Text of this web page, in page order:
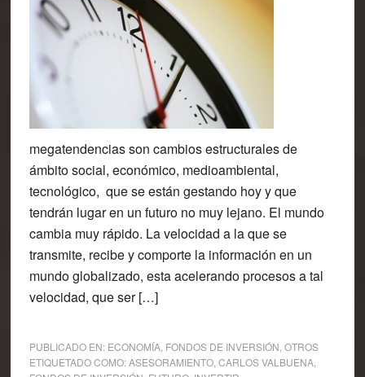
megatendencias son cambios estructurales de
ámbito social, económico, medioambiental,
tecnológico, que se están gestando hoy y que
tendrán lugar en un futuro no muy lejano. El mundo
cambia muy rápido. La velocidad a la que se
transmite, recibe y comporte la información en un
mundo globalizado, esta acelerando procesos a tal
velocidad, que ser […]
PUBLICADO EN: ECONOMÍA, FONDOS DE INVERSIÓN OTROS
ETIQUETADO COMO:ASESORAMIENTO, CARLOS VALBUENA,